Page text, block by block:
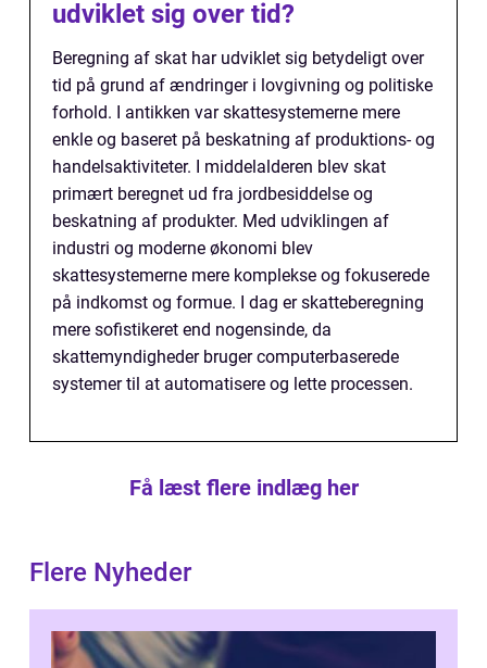
udviklet sig over tid?
Beregning af skat har udviklet sig betydeligt over
tid på grund af ændringer i lovgivning og politiske
forhold. I antikken var skattesystemerne mere
enkle og baseret på beskatning af produktions- og
handelsaktiviteter. I middelalderen blev skat
primært beregnet ud fra jordbesiddelse og
beskatning af produkter. Med udviklingen af
industri og moderne økonomi blev
skattesystemerne mere komplekse og fokuserede
på indkomst og formue. I dag er skatteberegning
mere sofistikeret end nogensinde, da
skattemyndigheder bruger computerbaserede
systemer til at automatisere og lette processen.
Få læst flere indlæg her
Flere Nyheder